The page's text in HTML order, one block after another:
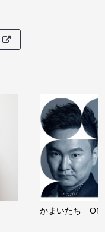
かまいたち